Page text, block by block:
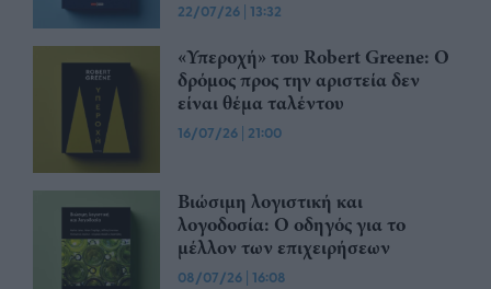
22/07/26 | 13:32
«Υπεροχή» του Robert Greene: Ο
δρόμος προς την αριστεία δεν
είναι θέμα ταλέντου
16/07/26 | 21:00
Βιώσιμη λογιστική και
λογοδοσία: Ο οδηγός για το
μέλλον των επιχειρήσεων
08/07/26 | 16:08